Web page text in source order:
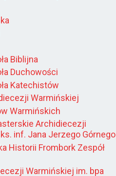
Biblijna
Duchowości
Katechistów
Warmińskiej
Warmińskich
Archidiecezji
inf. Jana Jerzego Górnego
Historii Frombork Zespół
Warmińskiej im. bpa